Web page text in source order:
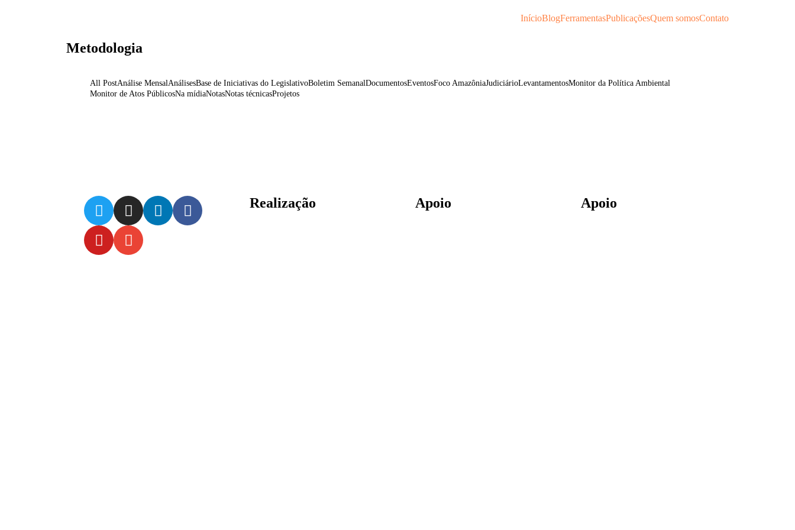
InícioBlogFerramentasPublicaçõesQuem somosContato
Metodologia
All PostAnálise MensalAnálisesBase de Iniciativas do LegislativoBoletim SemanalDocumentosEventosFoco AmazôniaJudiciárioLevantamentosMonitor da Política Ambiental
Monitor de Atos PúblicosNa mídiaNotasNotas técnicasProjetos
Realização Apoio Apoio